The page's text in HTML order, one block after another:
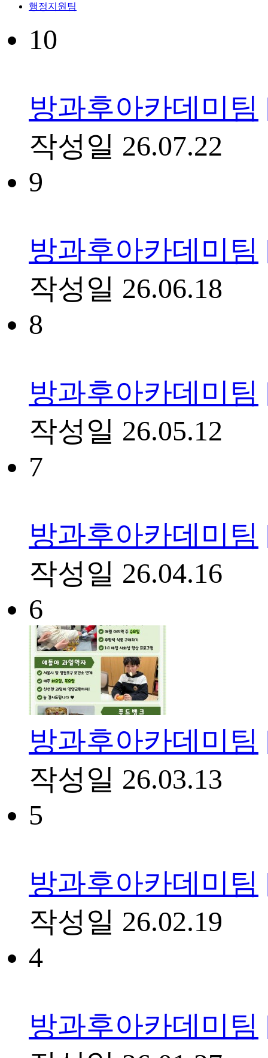
행정지원팀
10
방과후아카데미팀
작성일 26.07.22
9
방과후아카데미팀
작성일 26.06.18
8
방과후아카데미팀
작성일 26.05.12
7
방과후아카데미팀
작성일 26.04.16
6
방과후아카데미팀
작성일 26.03.13
5
방과후아카데미팀
작성일 26.02.19
4
방과후아카데미팀